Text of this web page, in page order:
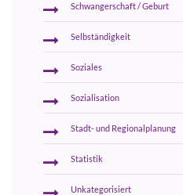
Schwangerschaft / Geburt
Selbständigkeit
Soziales
Sozialisation
Stadt- und Regionalplanung
Statistik
Unkategorisiert